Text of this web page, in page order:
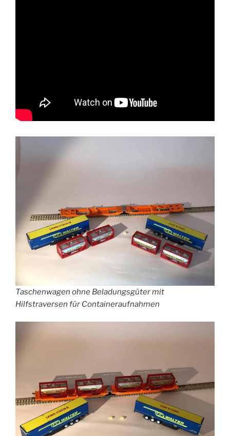
Taschenwagen ohne Beladungsgüter mit
Hilfstraversen für Containeraufnahmen